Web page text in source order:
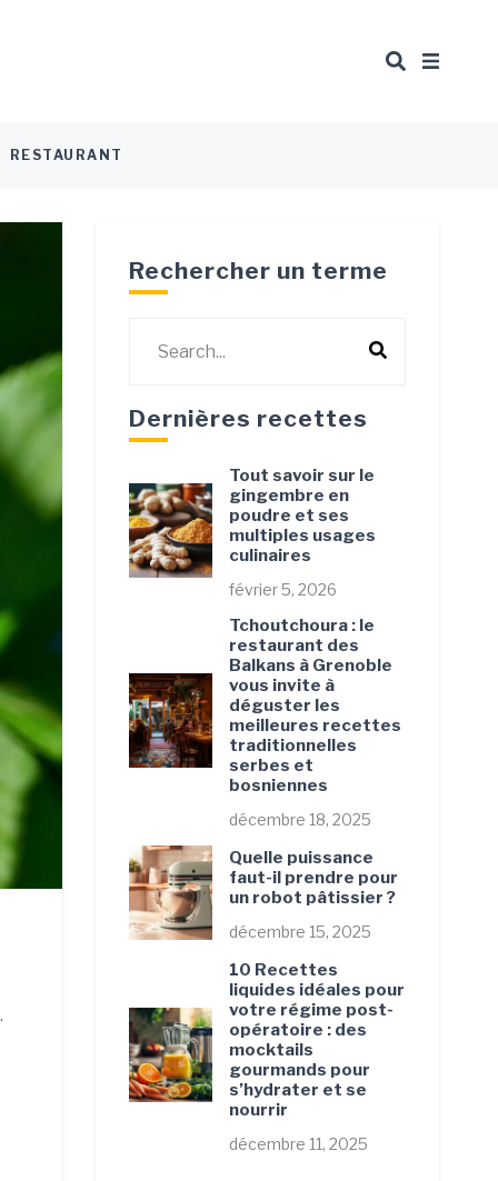
RESTAURANT
Rechercher un terme
Dernières recettes
Tout savoir sur le
gingembre en
poudre et ses
multiples usages
culinaires
février 5, 2026
Tchoutchoura : le
restaurant des
Balkans à Grenoble
vous invite à
déguster les
meilleures recettes
traditionnelles
serbes et
bosniennes
décembre 18, 2025
Quelle puissance
faut-il prendre pour
un robot pâtissier ?
décembre 15, 2025
10 Recettes
liquides idéales pour
votre régime post-
opératoire : des
mocktails
gourmands pour
s’hydrater et se
nourrir
décembre 11, 2025